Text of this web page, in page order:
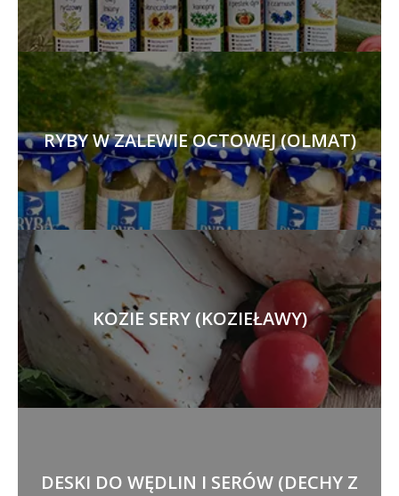
RYBY W ZALEWIE OCTOWEJ (OLMAT)
KOZIE SERY (KOZIEŁAWY)
DESKI DO WĘDLIN I SERÓW (DECHY Z